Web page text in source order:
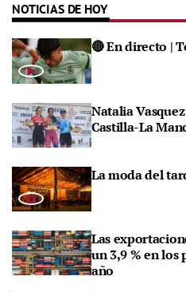
NOTICIAS DE HOY
🔴 En directo |
Natalia
Castilla-La
La moda del
Las
un 3,9 % en los
año